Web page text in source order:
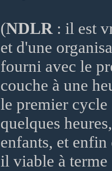
(NDLR : il est
et d'une
fourni avec le
couche à une
le premier
quelques
enfants, et
il viable à terme